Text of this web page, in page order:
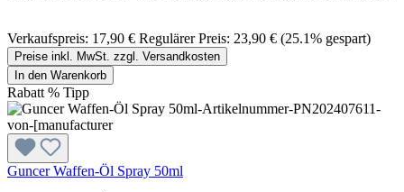
Verkaufspreis: 17,90 € Regulärer Preis: 23,90 € (25.1% gespart)
Preise inkl. MwSt. zzgl. Versandkosten
In den Warenkorb
Rabatt % Tipp
Guncer Waffen-Öl Spray 50ml